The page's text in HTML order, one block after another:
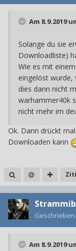
Am 8.9.2019
Solange du sie
Downloadliste)
Wie es mit
eingelöst wurde,
dies dann nicht
warhammer40k
nicht mehr im
Ok. Dann drückt
Downloaden kann
Geschrieben
Am 8.9.2019